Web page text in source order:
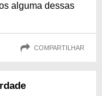
alguma dessas
COMPARTILHAR